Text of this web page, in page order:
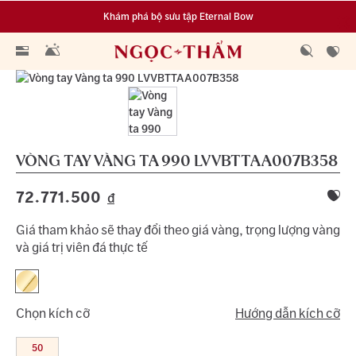
Khám phá bộ sưu tập Eternal Bow
Đa dạng lựa chọn tích luỹ từ 0.1 chỉ vàng 999.9
VÒNG TAY VÀNG TA 990 LVVBTTAA007B358
72.771.500 đ
Giá tham khảo sẽ thay đổi theo giá vàng, trọng lượng vàng
và giá trị viên đá thực tế
Chọn kích cỡ Hướng dẫn kích cỡ
50